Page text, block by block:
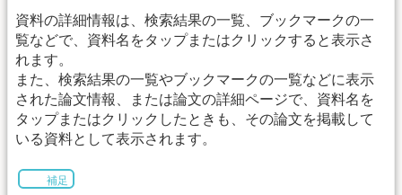
資料の詳細情報は、検索結果の一覧、ブックマークの一
覧などで、資料名をタップまたはクリックすると表示さ
れます。
また、検索結果の一覧やブックマークの一覧などに表示
された論文情報、または論文の詳細ページで、資料名を
タップまたはクリックしたときも、その論文を掲載して
いる資料として表示されます。
補足